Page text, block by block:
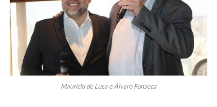
Maurício de Luca e Álvaro Fonseca